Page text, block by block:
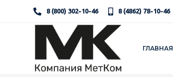
8 (800) 302-10-46 8 (4862) 78-10-46
ГЛАВНАЯ